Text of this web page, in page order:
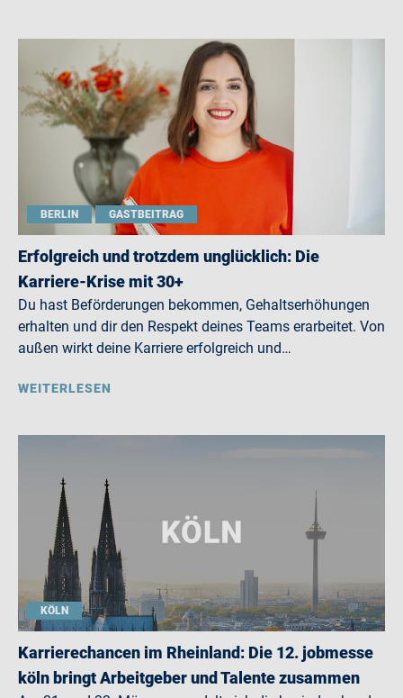
BERLIN GASTBEITRAG
Erfolgreich und trotzdem unglücklich: Die
Karriere-Krise mit 30+
Du hast Beförderungen bekommen, Gehaltserhöhungen
erhalten und dir den Respekt deines Teams erarbeitet. Von
außen wirkt deine Karriere erfolgreich und…
WEITERLESEN
KÖLN
Karrierechancen im Rheinland: Die 12. jobmesse
köln bringt Arbeitgeber und Talente zusammen